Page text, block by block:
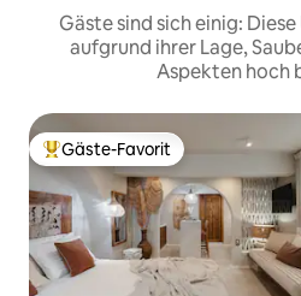
Gäste sind sich einig:
aufgrund ihrer Lage,
Aspekten hoch
Beliebter Gäste-Favorit.
Gäste-Favorit